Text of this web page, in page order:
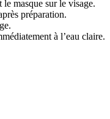
le masque sur le visage.
préparation.
à l’eau claire.